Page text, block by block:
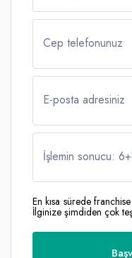
Cep telefonunuz
E-posta adresiniz
İşlemin sonucu: 6+
En kısa sürede
İlginize şimdiden çok